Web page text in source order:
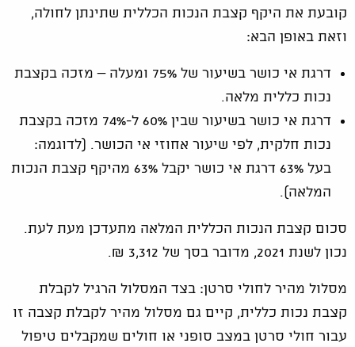
קובעת את היקף קצבת הנכות הכללית שתינתן לחולה,
וזאת באופן הבא:
דרגת אי כושר בשיעור של 75% ומעלה – מזכה בקצבת
נכות כללית מלאה.
דרגת אי כושר בשיעור שבין 60% ל-74% מזכה בקצבת
נכות חלקית, לפי שיעור אחוזי אי הכושר. (לדוגמה:
בעל 63% דרגת אי כושר יקבל 63% מהיקף קצבת הנכות
המלאה).
סכום קצבת הנכות הכללית המלאה מתעדכן מעת לעת.
נכון לשנת 2021, מדובר בסך של 3,312 ₪.
מסלול מהיר לחולי סרטן: בצד המסלול הרגיל לקבלת
קצבת נכות כללית, קיים גם מסלול מהיר לקבלת קצבה זו
עבור חולי סרטן במצב סופני או חולים שמקבלים טיפול